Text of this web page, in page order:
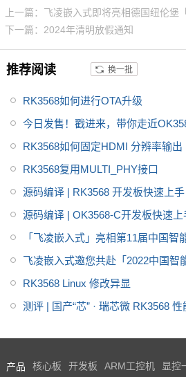
核Cortex-A7 CPU、64位玄铁C9
06 RISC-V CPU和HiFi4 DSP，
心板整板采用工业级国产元器
件，是工业、电力、交通等关键
领域实现国产化降本的优质之
数详解见参数表。推荐飞凌FET1
13i核心板
上一篇：飞凌嵌入式即将亮相德国纽伦堡
下一篇：2024年清明放假通知
推荐阅读 换一批
RK3568如何进行OTA升级
今日发售！戳进来，带你走近
RK3568如何固定HDMI 分辨率输出
RK3568复用MULTI_PHY接口
源码编译 | RK3568 开发板快速上手
源码编译 | OK3568-C开发板快速上
「飞凌嵌入式」亮相第11届中国智
飞凌嵌入式邀您共赴「2022中国智
RK3568 Linux 修改异显
测评 | 国产“芯” · 瑞芯微 RK3568
产品 核心板 开发板 ARM工控机 显控